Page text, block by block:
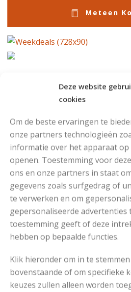
Deze website
cookies
Om de beste ervaringen te
onze partners technologieën
informatie over het apparaat
openen. Toestemming voor
ons en onze partners in staat
gegevens zoals surfgedrag of
te verwerken en om
gepersonaliseerde advertenties
toestemming geeft of deze
hebben op bepaalde functies.
Klik hieronder om in te
bovenstaande of om specifieke
keuzes zullen alleen worden
Meteen